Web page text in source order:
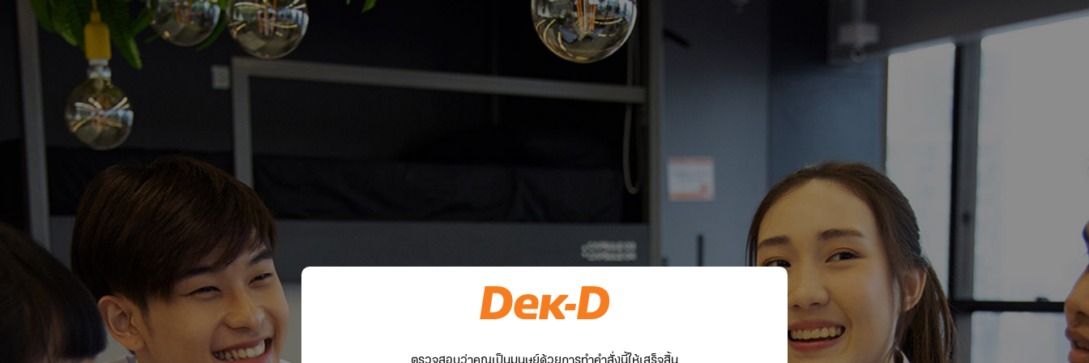
ตรวจสอบว่าคุณเป็นมนุษย์ด้วยการทำคำสั่งนี้ให้เสร็จสิ้น